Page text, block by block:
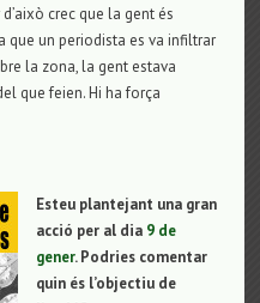
crec que la gent és
que un periodista es va infiltrar
la zona, la gent estava
que feien. Hi ha força
Esteu plantejant una gran
acció per al dia 9 de
gener. Podries comentar
quin és l’objectiu de